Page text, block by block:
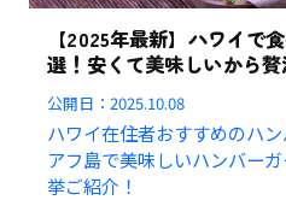
【2025年最新】ハワイで
選！安くて美味しいから
公開日：2025.10.08
ハワイ在住者おすすめのハ
アフ島で美味しいハンバー
挙ご紹介！